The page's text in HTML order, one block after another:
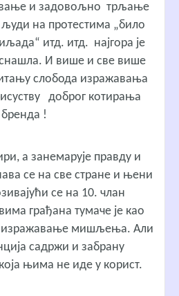
и задовољно трљање
људи на протестима „било
итд. итд. најгора је
снашла. И више и све више
слобода изражавања
доброг котирања
бренда !
а занемарује правду и
се на све стране и њени
се на 10. члан
грађана тумаче је као
изражавање мишљења. Али
садржи и забрану
њима не иде у корист.